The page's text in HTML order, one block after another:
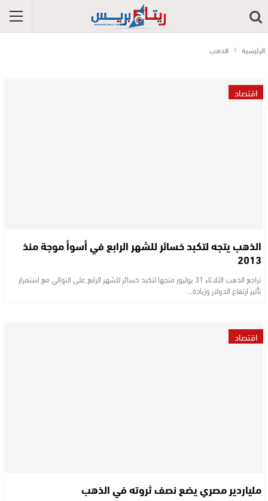
الرئيسية الذهب
اقتصاد
الذهب يتجه لتكبد خسائر للشهر الرابع في أسوأ موجة منذ
2013
تراجع الذهب الثلاثاء 31 يوليوز متجها لتكبد خسائر للشهر الرابع على التوالي مع استمرار
تأثير ارتفاع الدولار وزيادة…
اقتصاد
ملياردير مصري يضع نصف ثروته في الذهب